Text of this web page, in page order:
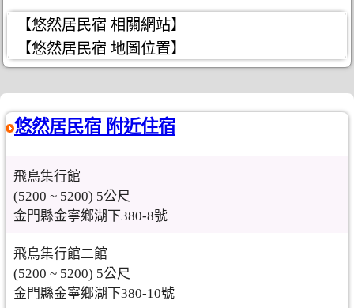
【悠然居民宿 相關網站】
【悠然居民宿 地圖位置】
悠然居民宿 附近住宿
飛鳥集行館
(5200 ~ 5200) 5公尺
金門縣金寧鄉湖下380-8號
飛鳥集行館二館
(5200 ~ 5200) 5公尺
金門縣金寧鄉湖下380-10號